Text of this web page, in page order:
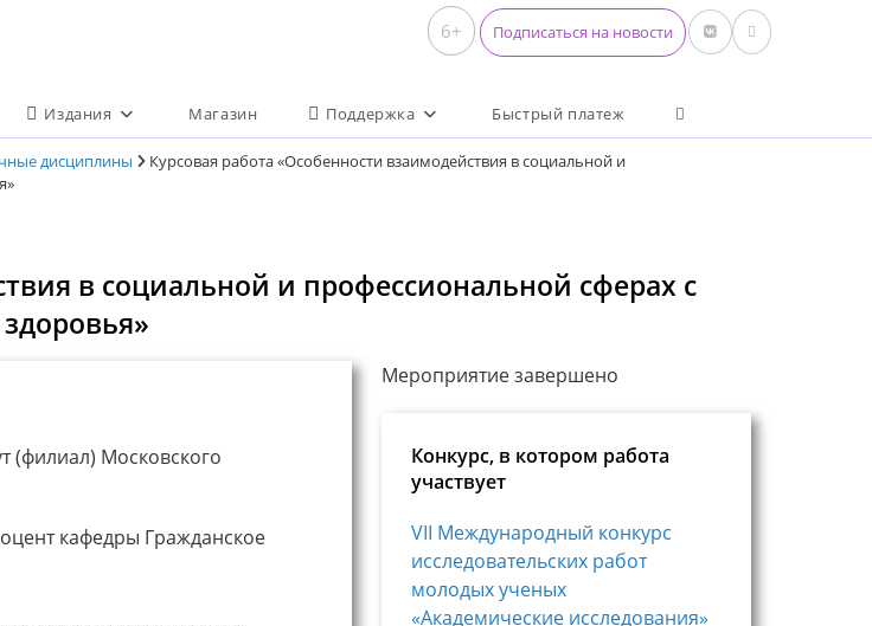
6+ Подписаться на новости
Издания Магазин Поддержка Быстрый платеж Переключить поиск по
дисциплины
Курсовая работа «Особенности взаимодействия в социальной и
в социальной и профессиональной сферах с
(филиал) Московского
кафедры Гражданское
Мероприятие завершено
Конкурс, в котором работа
участвует
VII Международный конкурс
исследовательских работ
молодых ученых
«Академические исследования»